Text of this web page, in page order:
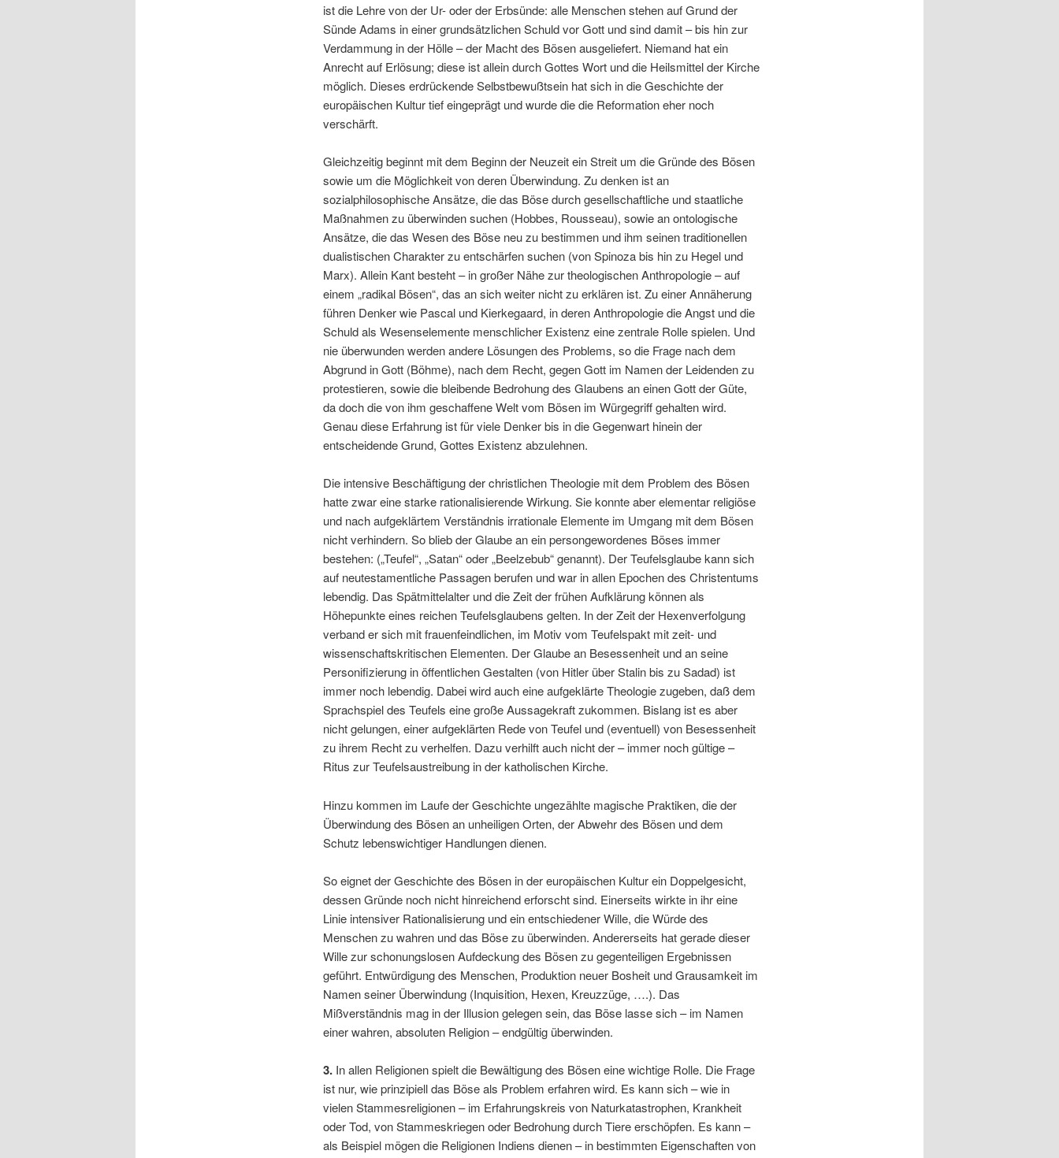
ist die Lehre von der Ur- oder der Erbsünde: alle Menschen stehen auf Grund der
Sünde Adams in einer grundsätzlichen Schuld vor Gott und sind damit – bis hin zur
Verdammung in der Hölle – der Macht des Bösen ausgeliefert. Niemand hat ein
Anrecht auf Erlösung; diese ist allein durch Gottes Wort und die Heilsmittel der Kirche
möglich. Dieses erdrückende Selbstbewußtsein hat sich in die Geschichte der
europäischen Kultur tief eingeprägt und wurde die die Reformation eher noch
verschärft.
Gleichzeitig beginnt mit dem Beginn der Neuzeit ein Streit um die Gründe des Bösen
sowie um die Möglichkeit von deren Überwindung. Zu denken ist an
sozialphilosophische Ansätze, die das Böse durch gesellschaftliche und staatliche
Maßnahmen zu überwinden suchen (Hobbes, Rousseau), sowie an ontologische
Ansätze, die das Wesen des Böse neu zu bestimmen und ihm seinen traditionellen
dualistischen Charakter zu entschärfen suchen (von Spinoza bis hin zu Hegel und
Marx). Allein Kant besteht – in großer Nähe zur theologischen Anthropologie – auf
einem „radikal Bösen“, das an sich weiter nicht zu erklären ist. Zu einer Annäherung
führen Denker wie Pascal und Kierkegaard, in deren Anthropologie die Angst und die
Schuld als Wesenselemente menschlicher Existenz eine zentrale Rolle spielen. Und
nie überwunden werden andere Lösungen des Problems, so die Frage nach dem
Abgrund in Gott (Böhme), nach dem Recht, gegen Gott im Namen der Leidenden zu
protestieren, sowie die bleibende Bedrohung des Glaubens an einen Gott der Güte,
da doch die von ihm geschaffene Welt vom Bösen im Würgegriff gehalten wird.
Genau diese Erfahrung ist für viele Denker bis in die Gegenwart hinein der
entscheidende Grund, Gottes Existenz abzulehnen.
Die intensive Beschäftigung der christlichen Theologie mit dem Problem des Bösen
hatte zwar eine starke rationalisierende Wirkung. Sie konnte aber elementar religiöse
und nach aufgeklärtem Verständnis irrationale Elemente im Umgang mit dem Bösen
nicht verhindern. So blieb der Glaube an ein persongewordenes Böses immer
bestehen: („Teufel“, „Satan“ oder „Beelzebub“ genannt). Der Teufelsglaube kann sich
auf neutestamentliche Passagen berufen und war in allen Epochen des Christentums
lebendig. Das Spätmittelalter und die Zeit der frühen Aufklärung können als
Höhepunkte eines reichen Teufelsglaubens gelten. In der Zeit der Hexenverfolgung
verband er sich mit frauenfeindlichen, im Motiv vom Teufelspakt mit zeit- und
wissenschaftskritischen Elementen. Der Glaube an Besessenheit und an seine
Personifizierung in öffentlichen Gestalten (von Hitler über Stalin bis zu Sadad) ist
immer noch lebendig. Dabei wird auch eine aufgeklärte Theologie zugeben, daß dem
Sprachspiel des Teufels eine große Aussagekraft zukommen. Bislang ist es aber
nicht gelungen, einer aufgeklärten Rede von Teufel und (eventuell) von Besessenheit
zu ihrem Recht zu verhelfen. Dazu verhilft auch nicht der – immer noch gültige –
Ritus zur Teufelsaustreibung in der katholischen Kirche.
Hinzu kommen im Laufe der Geschichte ungezählte magische Praktiken, die der
Überwindung des Bösen an unheiligen Orten, der Abwehr des Bösen und dem
Schutz lebenswichtiger Handlungen dienen.
So eignet der Geschichte des Bösen in der europäischen Kultur ein Doppelgesicht,
dessen Gründe noch nicht hinreichend erforscht sind. Einerseits wirkte in ihr eine
Linie intensiver Rationalisierung und ein entschiedener Wille, die Würde des
Menschen zu wahren und das Böse zu überwinden. Andererseits hat gerade dieser
Wille zur schonungslosen Aufdeckung des Bösen zu gegenteiligen Ergebnissen
geführt. Entwürdigung des Menschen, Produktion neuer Bosheit und Grausamkeit im
Namen seiner Überwindung (Inquisition, Hexen, Kreuzzüge, ….). Das
Mißverständnis mag in der Illusion gelegen sein, das Böse lasse sich – im Namen
einer wahren, absoluten Religion – endgültig überwinden.
3.In allen Religionen spielt die Bewältigung des Bösen eine wichtige Rolle. Die Frage
ist nur, wie prinzipiell das Böse als Problem erfahren wird. Es kann sich – wie in
vielen Stammesreligionen – im Erfahrungskreis von Naturkatastrophen, Krankheit
oder Tod, von Stammeskriegen oder Bedrohung durch Tiere erschöpfen. Es kann –
als Beispiel mögen die Religionen Indiens dienen – in bestimmten Eigenschaften von